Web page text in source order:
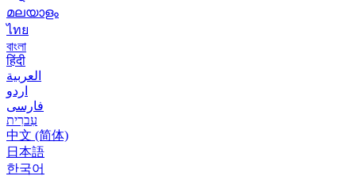
മലയാളം
ไทย
বাংলা
हिंदी
العربية
اردو
فارسی
עִברִית
中文 (简体)
日本語
한국어